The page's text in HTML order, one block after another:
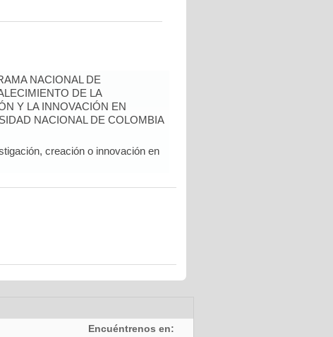
NACIONAL DE
DE LA
Y LA INNOVACIÓN EN
NACIONAL DE COLOMBIA
creación o innovación en
Encuéntrenos en: